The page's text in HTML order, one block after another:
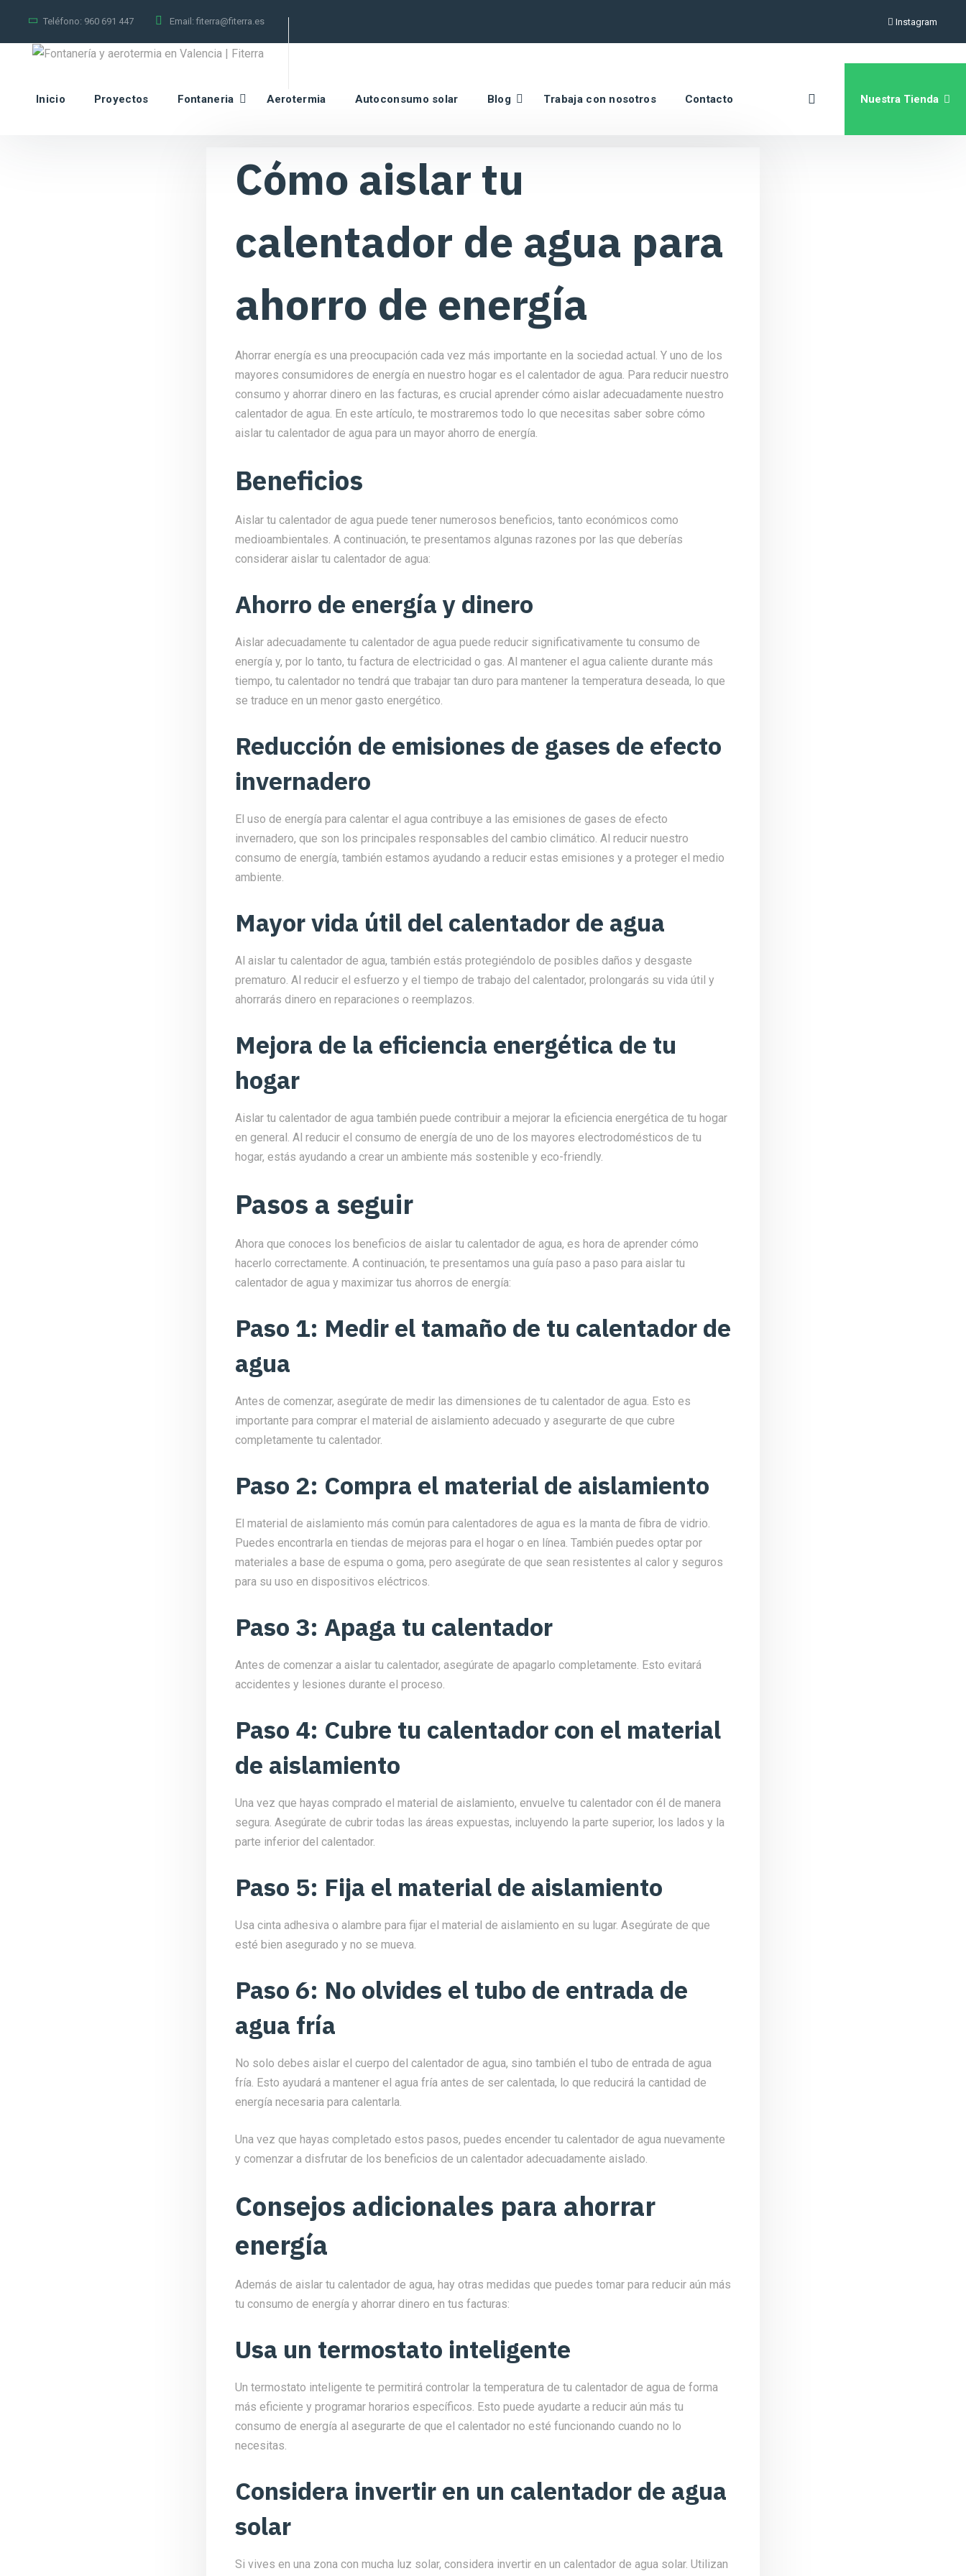
Teléfono: 960 691 447 Email: fiterra@fiterra.es Instagram
Inicio Proyectos Fontaneria Aerotermia Autoconsumo solar Blog Trabaja con nosotros Contacto Nuestra Tienda
Cómo aislar tu
calentador de agua para
ahorro de energía
Ahorrar energía es una preocupación cada vez más importante en la sociedad actual. Y uno de los
mayores consumidores de energía en nuestro hogar es el calentador de agua. Para reducir nuestro
consumo y ahorrar dinero en las facturas, es crucial aprender cómo aislar adecuadamente nuestro
calentador de agua. En este artículo, te mostraremos todo lo que necesitas saber sobre cómo
aislar tu calentador de agua para un mayor ahorro de energía.
Beneficios
Aislar tu calentador de agua puede tener numerosos beneficios, tanto económicos como
medioambientales. A continuación, te presentamos algunas razones por las que deberías
considerar aislar tu calentador de agua:
Ahorro de energía y dinero
Aislar adecuadamente tu calentador de agua puede reducir significativamente tu consumo de
energía y, por lo tanto, tu factura de electricidad o gas. Al mantener el agua caliente durante más
tiempo, tu calentador no tendrá que trabajar tan duro para mantener la temperatura deseada, lo que
se traduce en un menor gasto energético.
Reducción de emisiones de gases de efecto
invernadero
El uso de energía para calentar el agua contribuye a las emisiones de gases de efecto
invernadero, que son los principales responsables del cambio climático. Al reducir nuestro
consumo de energía, también estamos ayudando a reducir estas emisiones y a proteger el medio
ambiente.
Mayor vida útil del calentador de agua
Al aislar tu calentador de agua, también estás protegiéndolo de posibles daños y desgaste
prematuro. Al reducir el esfuerzo y el tiempo de trabajo del calentador, prolongarás su vida útil y
ahorrarás dinero en reparaciones o reemplazos.
Mejora de la eficiencia energética de tu
hogar
Aislar tu calentador de agua también puede contribuir a mejorar la eficiencia energética de tu hogar
en general. Al reducir el consumo de energía de uno de los mayores electrodomésticos de tu
hogar, estás ayudando a crear un ambiente más sostenible y eco-friendly.
Pasos a seguir
Ahora que conoces los beneficios de aislar tu calentador de agua, es hora de aprender cómo
hacerlo correctamente. A continuación, te presentamos una guía paso a paso para aislar tu
calentador de agua y maximizar tus ahorros de energía:
Paso 1: Medir el tamaño de tu calentador de
agua
Antes de comenzar, asegúrate de medir las dimensiones de tu calentador de agua. Esto es
importante para comprar el material de aislamiento adecuado y asegurarte de que cubre
completamente tu calentador.
Paso 2: Compra el material de aislamiento
El material de aislamiento más común para calentadores de agua es la manta de fibra de vidrio.
Puedes encontrarla en tiendas de mejoras para el hogar o en línea. También puedes optar por
materiales a base de espuma o goma, pero asegúrate de que sean resistentes al calor y seguros
para su uso en dispositivos eléctricos.
Paso 3: Apaga tu calentador
Antes de comenzar a aislar tu calentador, asegúrate de apagarlo completamente. Esto evitará
accidentes y lesiones durante el proceso.
Paso 4: Cubre tu calentador con el material
de aislamiento
Una vez que hayas comprado el material de aislamiento, envuelve tu calentador con él de manera
segura. Asegúrate de cubrir todas las áreas expuestas, incluyendo la parte superior, los lados y la
parte inferior del calentador.
Paso 5: Fija el material de aislamiento
Usa cinta adhesiva o alambre para fijar el material de aislamiento en su lugar. Asegúrate de que
esté bien asegurado y no se mueva.
Paso 6: No olvides el tubo de entrada de
agua fría
No solo debes aislar el cuerpo del calentador de agua, sino también el tubo de entrada de agua
fría. Esto ayudará a mantener el agua fría antes de ser calentada, lo que reducirá la cantidad de
energía necesaria para calentarla.
Una vez que hayas completado estos pasos, puedes encender tu calentador de agua nuevamente
y comenzar a disfrutar de los beneficios de un calentador adecuadamente aislado.
Consejos adicionales para ahorrar
energía
Además de aislar tu calentador de agua, hay otras medidas que puedes tomar para reducir aún más
tu consumo de energía y ahorrar dinero en tus facturas:
Usa un termostato inteligente
Un termostato inteligente te permitirá controlar la temperatura de tu calentador de agua de forma
más eficiente y programar horarios específicos. Esto puede ayudarte a reducir aún más tu
consumo de energía al asegurarte de que el calentador no esté funcionando cuando no lo
necesitas.
Considera invertir en un calentador de agua
solar
Si vives en una zona con mucha luz solar, considera invertir en un calentador de agua solar. Utilizan